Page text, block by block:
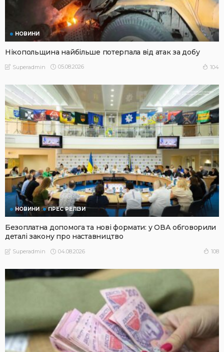
НОВИНИ
Нікопольщина найбільше потерпала від атак за добу
Superadmin 05.08.2026 104
НОВИНИ ПРЕС РЕЛІЗИ
Безоплатна допомога та нові формати: у ОВА обговорили
деталі закону про наставництво
Superadmin 04.08.2026 108